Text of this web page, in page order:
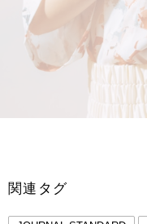
関連タグ